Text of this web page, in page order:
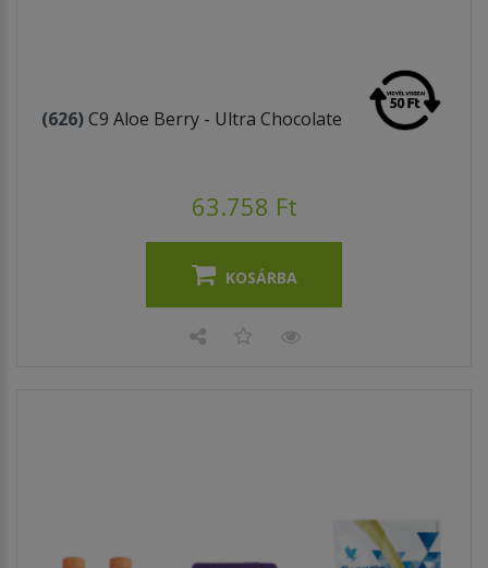
(626)C9 Aloe Berry - Ultra Chocolate
63.758 Ft
KOSÁRBA